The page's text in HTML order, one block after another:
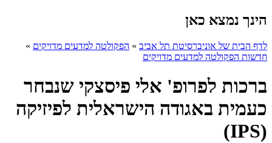
הינך נמצא כאן
לדף הבית של אוניברסיטת תל אביב » הפקולטה למדעים מדויקים »
חדשות הפקולטה למדעים מדויקים
ברכות לפרופ' אלי פיסצקי שנבחר
כעמית באגודה הישראלית לפיזיקה
(IPS)